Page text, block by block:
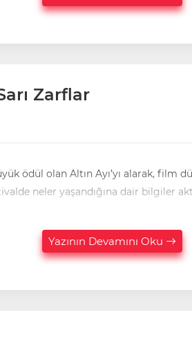
Zarflar
alarak, film dünyasında adından çokça
neler yaşandığına dair bilgiler
Yazının Devamını Oku